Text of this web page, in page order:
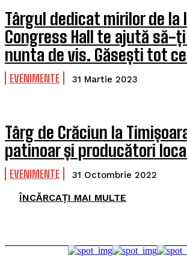
Târgul dedicat mirilor de la
Congress Hall te ajută să-
nunta de vis. Găsești tot
EVENIMENTE 31 Martie 2023
Târg de Crăciun la
patinoar și producători
EVENIMENTE 31 Octombrie 2022
ÎNCĂRCAȚI MAI MULTE